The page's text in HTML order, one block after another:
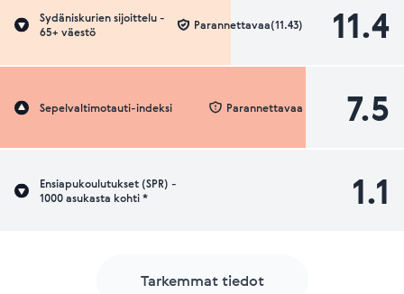
Sydäniskurien sijoittelu -
65+ väestö
11.4
Parannettavaa(11.43)
Sepelvaltimotauti-indeksi 7.5
Parannettavaa
Ensiapukoulutukset (SPR) -
1000 asukasta kohti *
1.1
Tarkemmat tiedot